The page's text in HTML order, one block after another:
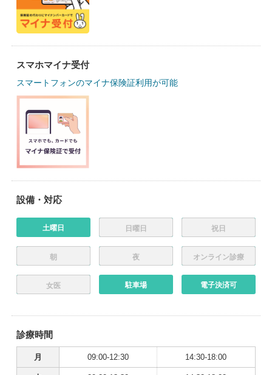
スマホマイナ受付
スマートフォンのマイナ保険証利用が可能
設備・対応
土曜日 日曜日 祝日
朝 夜 オンライン診療
女医 駐車場 電子決済可
診療時間
月 09:00-12:30 14:30-18:00